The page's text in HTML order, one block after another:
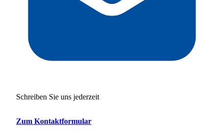
Schreiben Sie uns jederzeit
Zum Kontaktformular